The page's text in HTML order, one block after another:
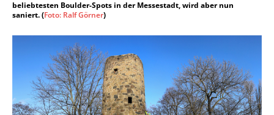
beliebtesten Boulder-Spots in der Messestadt, wird aber nun
saniert. (Foto: Ralf Görner)